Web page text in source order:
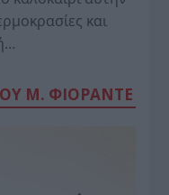
και
Μ. ΦΙΟΡΆΝΤΕ